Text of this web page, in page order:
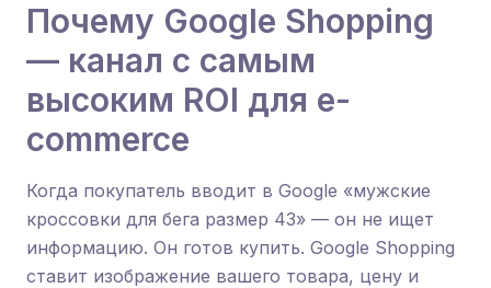
Почему Google Shopping
— канал с самым
высоким ROI для e-
commerce
Когда покупатель вводит в Google «мужские
кроссовки для бега размер 43» — он не ищет
информацию. Он готов купить. Google Shopping
ставит изображение вашего товара, цену и